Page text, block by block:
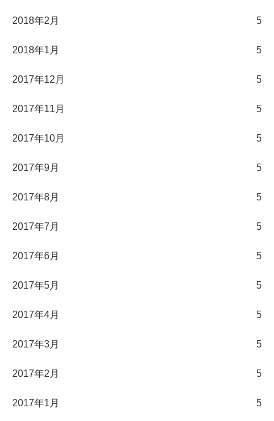
2018年2月 5
2018年1月 5
2017年12月 5
2017年11月 5
2017年10月 5
2017年9月 5
2017年8月 5
2017年7月 5
2017年6月 5
2017年5月 5
2017年4月 5
2017年3月 5
2017年2月 5
2017年1月 5